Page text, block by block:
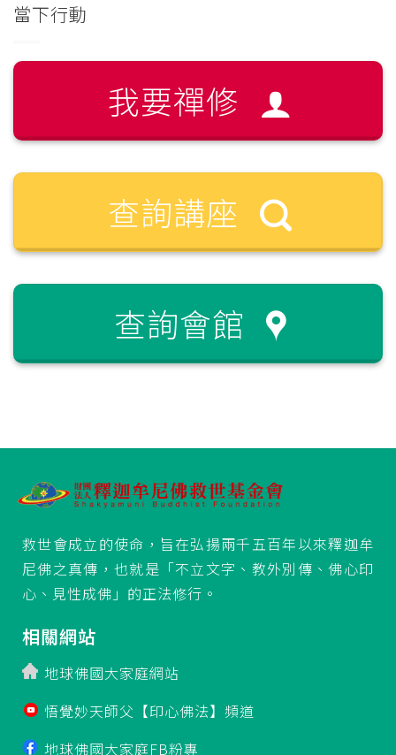
當下行動
我要禪修
查詢講座
查詢會館
救世會成立的使命，旨在弘揚兩千五百年以來釋迦牟
尼佛之真傳，也就是「不立文字、教外別傳、佛心印
心、見性成佛」的正法修行。
相關網站
地球佛國大家庭網站
悟覺妙天師父【印心佛法】頻道
地球佛國大家庭FB粉專